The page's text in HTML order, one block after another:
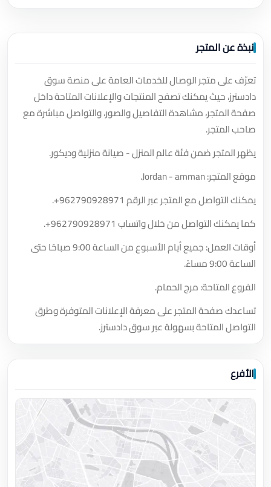
نبذة عن المتجر
تعرّف على متجر الوصال للخدمات العامة على منصة سوق
دادسترز، حيث يمكنك تصفح المنتجات والإعلانات المتاحة داخل
صفحة المتجر، مشاهدة التفاصيل والصور، والتواصل مباشرة مع
صاحب المتجر.
يظهر المتجر ضمن فئة عالم المنزل - صيانة منزلية وديكور.
موقع المتجر: Jordan - amman.
يمكنك التواصل مع المتجر عبر الرقم +962790928971
.
كما يمكنك التواصل من خلال واتساب +962790928971
.
أوقات العمل: جميع أيام الأسبوع من الساعة 9:00 صباحًا حتى
الساعة 9:00 مساءً.
الفروع المتاحة: مرج الحمام.
تساعدك صفحة المتجر على معرفة الإعلانات المتوفرة وطرق
التواصل المتاحة بسهولة عبر سوق دادسترز.
الأفرع